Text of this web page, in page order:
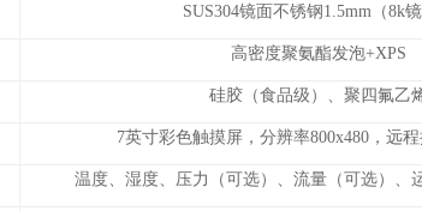
SUS304镜面不锈钢1.5mm（8k镜
高密度聚氨酯发泡+XPS
硅胶（食品级）、聚四氟乙
7英寸彩色触摸屏，分辨率800x480，远程
温度、湿度、压力（可选）、流量（可选）、